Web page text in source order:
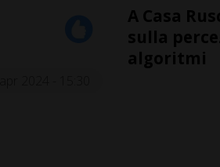
A Casa
sulla
algoritmi